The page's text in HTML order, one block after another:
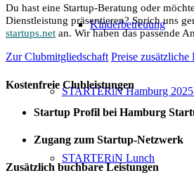
Kinderbetreuung
STARTERiN Hamburg
STARTERiN Lunch
Du hast eine Startup-Beratung oder
Dienstleistung präsentieren? Sprich uns
startups.net an. Wir haben das passende
Zur Clubmitgliedschaft Preise zusätzliche
Kostenfreie Clubleistungen
Startup Profil bei Hamburg
Zugang zum Startup-Netzwerk
Zusätzlich buchbare Leistungen